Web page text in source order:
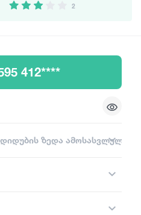
2
412****
ზედა ამოსასვლელი